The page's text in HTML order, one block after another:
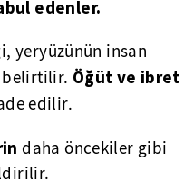
edenler.
yeryüzünün insan
belirtilir. Öğüt ve ibret
edilir.
daha öncekiler gibi